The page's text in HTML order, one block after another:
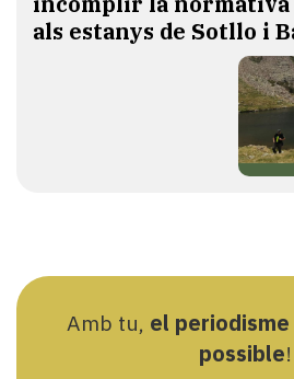
als estanys de Sotllo i
Amb tu, el
possible!